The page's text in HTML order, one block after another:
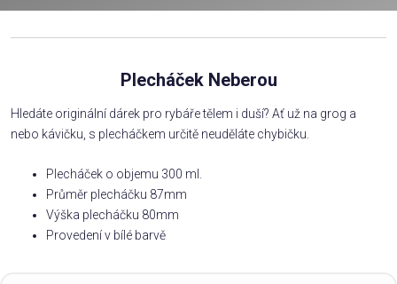
Plecháček Neberou
Hledáte originální dárek pro rybáře tělem i duší? Ať už na grog a
nebo kávičku, s plecháčkem určitě neuděláte chybičku.
Plecháček o objemu 300 ml.
Průměr plecháčku 87mm
Výška plecháčku 80mm
Provedení v bílé barvě